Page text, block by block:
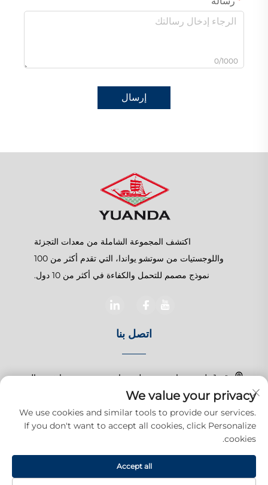
0/1000
إرسال
اكتشف المجموعة الشاملة من معدات التجزئة
واللوجستيات من سوتشو يواندا، التي تقدم أكثر من 100
نموذج مصمم للتحمل والكفاءة في أكثر من 10 دول.
اتصل بنا
رقم 1 طريق تشانغتشون، بلدة شانغهو، سوزهو، جيانغسو، الصين
+86-15150179453
[email protected]
حقوق الت COPYRIGHT © 2026 شركة سوتشو يواندا للمنتجات التجارية
المحدودة. جميع الحقوق محفوظة.سياسة الخصوصية
We value your privacy
We use cookies and similar tools to provide our services.
If you don't want to accept all cookies, click Personalize
cookies.
Accept all